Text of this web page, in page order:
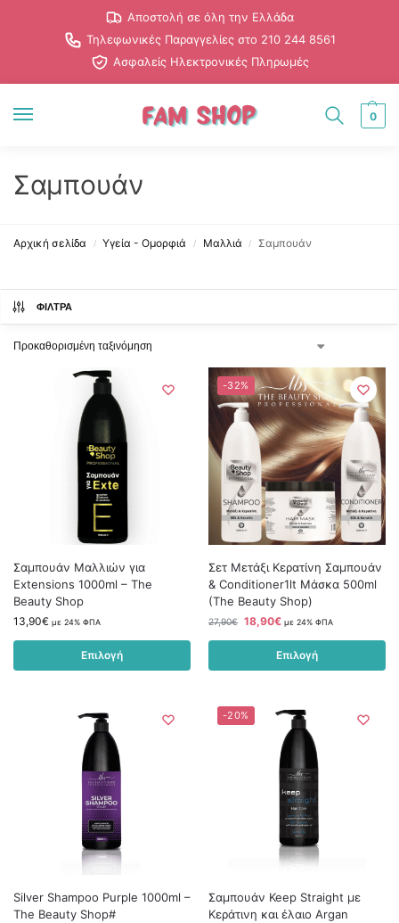
Αποστολή σε όλη την Ελλάδα
Τηλεφωνικές Παραγγελίες στο 210 244 8561
Ασφαλείς Ηλεκτρονικές Πληρωμές
0
Σαμπουάν
Αρχική σελίδα / Υγεία - Ομορφιά / Μαλλιά / Σαμπουάν
ΦΊΛΤΡΑ
Σαμπουάν Μαλλιών για
Extensions 1000ml – The
Beauty Shop
13,90€ με 24% ΦΠΑ
Επιλογή
-32%
Σετ Μετάξι Κερατίνη Σαμπουάν
& Conditioner1lt Μάσκα 500ml
(The Beauty Shop)
27,90€ 18,90€ με 24% ΦΠΑ
Επιλογή
Silver Shampoo Purple 1000ml –
The Beauty Shop#
-20%
Σαμπουάν Keep Straight με
Κεράτινη και έλαιο Argan